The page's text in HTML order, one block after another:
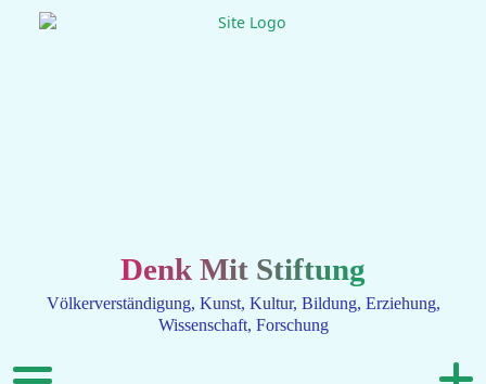
Denk Mit Stiftung
Völkerverständigung, Kunst, Kultur, Bildung, Erziehung,
Wissenschaft, Forschung